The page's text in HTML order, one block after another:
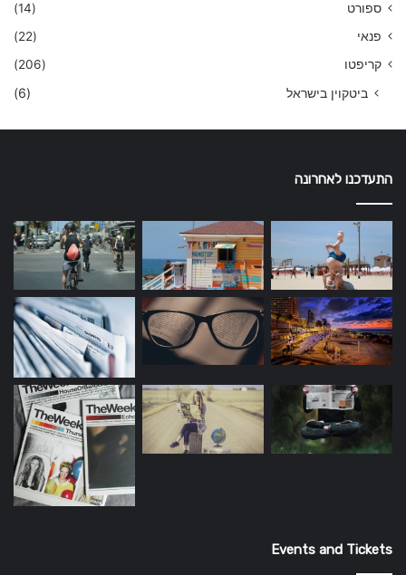
ספורט
(14)
פנאי
(22)
קריפטו
(206)
ביטקוין בישראל (6)
התעדכנו לאחרונה
Events and Tickets